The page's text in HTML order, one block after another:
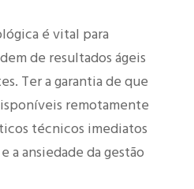
é vital para
de resultados ágeis
Ter a garantia de que
remotamente
técnicos imediatos
a ansiedade da gestão